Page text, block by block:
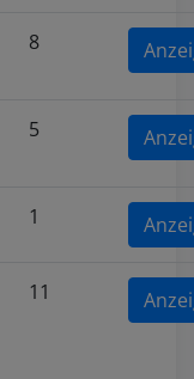
8
5
1
11